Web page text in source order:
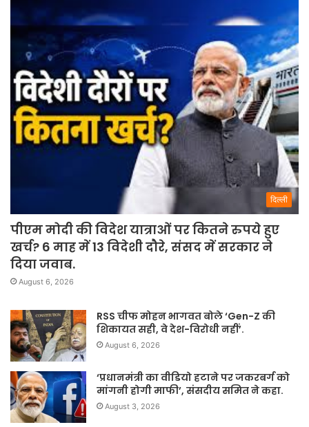
दिल्ली
पीएम मोदी की विदेश यात्राओं पर कितने रुपये हुए
खर्च? 6 माह में 13 विदेशी दौरे, संसद में सरकार ने
दिया जवाब.
August 6, 2026
RSS चीफ मोहन भागवत बोले ‘Gen-Z की
शिकायत सही, वे देश-विरोधी नहीं’.
August 6, 2026
‘प्रधानमंत्री का वीडियो हटाने पर जकरबर्ग को
मांगनी होगी माफी’, संसदीय समित ने कहा.
August 3, 2026